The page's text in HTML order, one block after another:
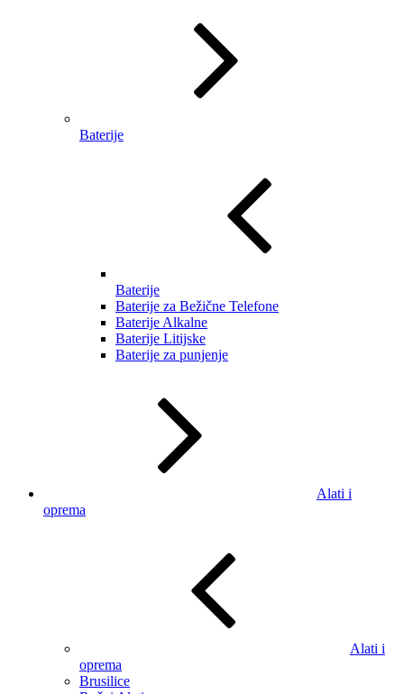
Baterije
Baterije
Baterije za Bežične Telefone
Baterije Alkalne
Baterije Litijske
Baterije za punjenje
Alati i
oprema
Alati i
oprema
Brusilice